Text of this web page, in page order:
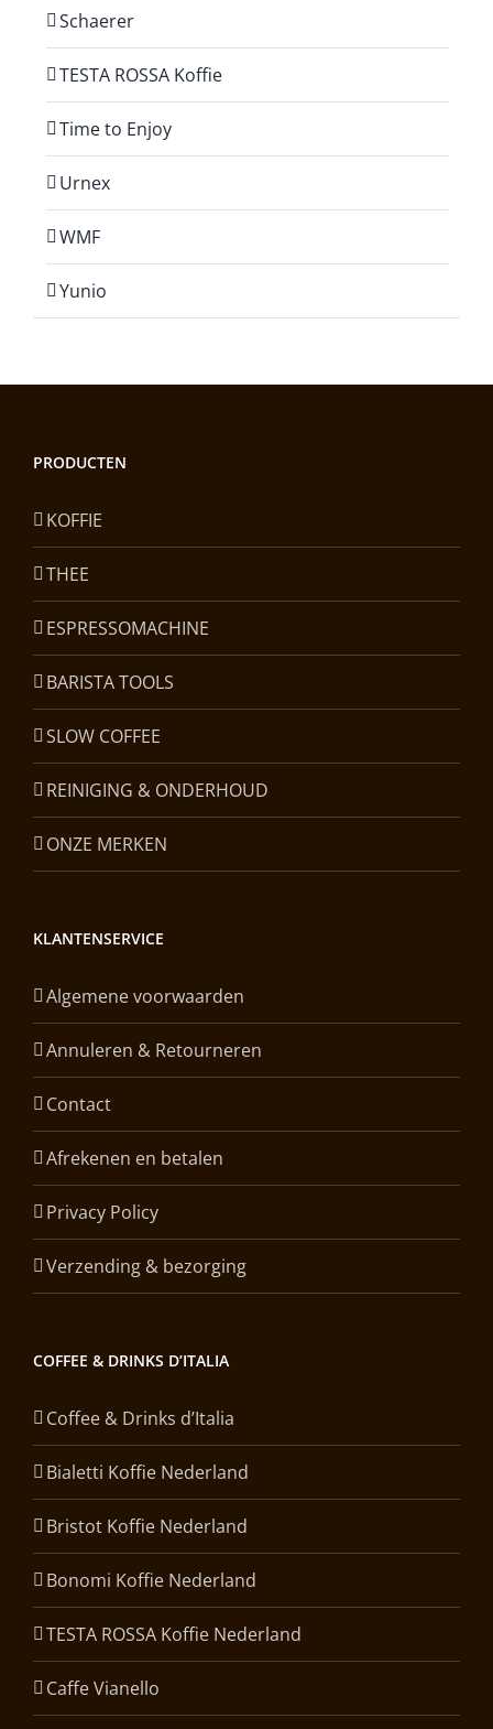
Schaerer
TESTA ROSSA Koffie
Time to Enjoy
Urnex
WMF
Yunio
PRODUCTEN
KOFFIE
THEE
ESPRESSOMACHINE
BARISTA TOOLS
SLOW COFFEE
REINIGING & ONDERHOUD
ONZE MERKEN
KLANTENSERVICE
Algemene voorwaarden
Annuleren & Retourneren
Contact
Afrekenen en betalen
Privacy Policy
Verzending & bezorging
COFFEE & DRINKS D’ITALIA
Coffee & Drinks d’Italia
Bialetti Koffie Nederland
Bristot Koffie Nederland
Bonomi Koffie Nederland
TESTA ROSSA Koffie Nederland
Caffe Vianello